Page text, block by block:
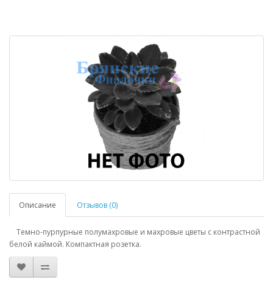
Описание Отзывов (0)
Темно-пурпурные полумахровые и махровые цветы с контрастной
белой каймой. Компактная розетка.